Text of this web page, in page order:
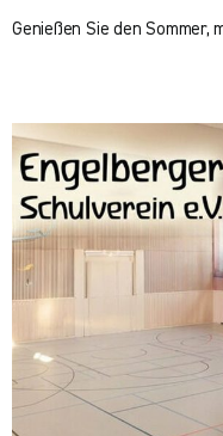
Genießen Sie den Sommer,